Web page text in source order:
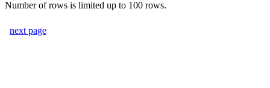
Number of rows is limited up to 100 rows.
next page